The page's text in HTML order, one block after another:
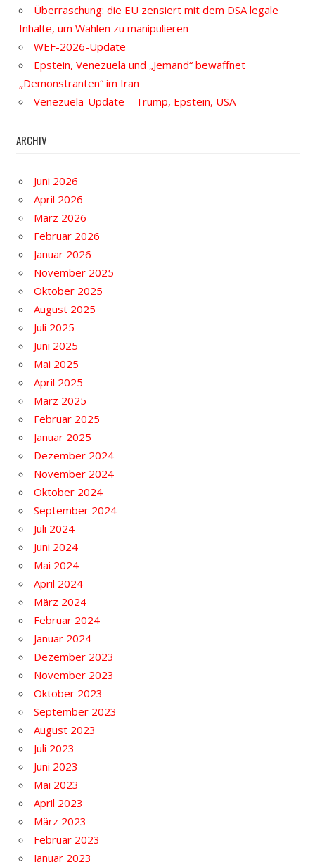
Überraschung: die EU zensiert mit dem DSA legale
Inhalte, um Wahlen zu manipulieren
WEF-2026-Update
Epstein, Venezuela und „Jemand“ bewaffnet
„Demonstranten“ im Iran
Venezuela-Update – Trump, Epstein, USA
ARCHIV
Juni 2026
April 2026
März 2026
Februar 2026
Januar 2026
November 2025
Oktober 2025
August 2025
Juli 2025
Juni 2025
Mai 2025
April 2025
März 2025
Februar 2025
Januar 2025
Dezember 2024
November 2024
Oktober 2024
September 2024
Juli 2024
Juni 2024
Mai 2024
April 2024
März 2024
Februar 2024
Januar 2024
Dezember 2023
November 2023
Oktober 2023
September 2023
August 2023
Juli 2023
Juni 2023
Mai 2023
April 2023
März 2023
Februar 2023
Januar 2023